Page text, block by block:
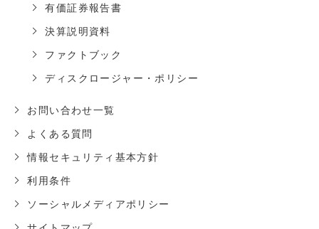
有価証券報告書
決算説明資料
ファクトブック
ディスクロージャー・ポリシー
お問い合わせ一覧
よくある質問
情報セキュリティ基本方針
利用条件
ソーシャルメディアポリシー